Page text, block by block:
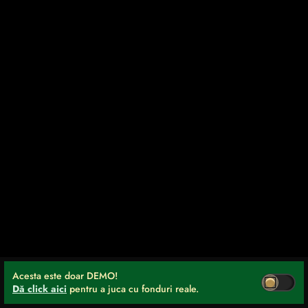
Acesta este doar DEMO!
Dă click aici pentru a juca cu fonduri reale.